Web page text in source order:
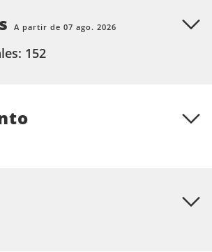
A partir de 07 ago. 2026
152